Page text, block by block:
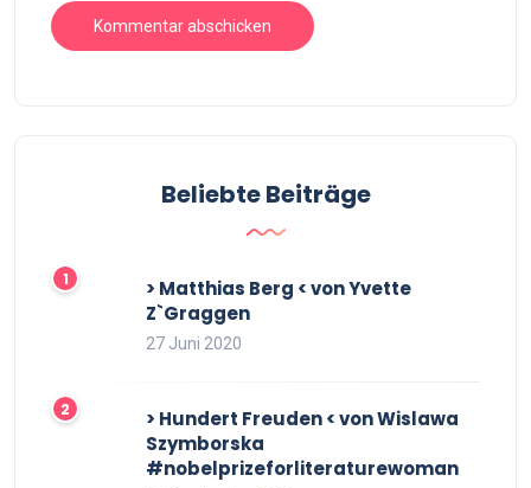
Beliebte Beiträge
> Matthias Berg < von Yvette
Z`Graggen
27 Juni 2020
> Hundert Freuden < von Wislawa
Szymborska
#nobelprizeforliteraturewoman